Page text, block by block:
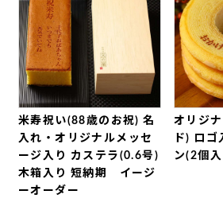
のたびに、どら焼きを手にした
れます。（船橋じいちゃん様）
ご購入頂いた商品： ひなまつり
り）
2023年03月08日
大人の女性にプレゼントしまし
いお菓子が好きになってい くそ
様）
ご購入頂いた商品：
米寿祝い(88歳のお祝) 名
入れ・オリジナルメッセ
ージ入り カステラ(0.6号)
木箱入り 短納期 イージ
ーオーダー
オリジ
ド) ロ
ン(2個